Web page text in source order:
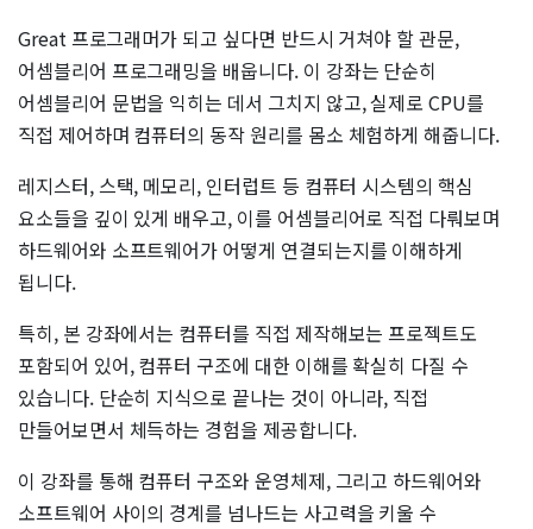
Great 프로그래머가 되고 싶다면 반드시 거쳐야 할 관문,
어셈블리어 프로그래밍을 배웁니다. 이 강좌는 단순히
어셈블리어 문법을 익히는 데서 그치지 않고, 실제로 CPU를
직접 제어하며 컴퓨터의 동작 원리를 몸소 체험하게 해줍니다.
레지스터, 스택, 메모리, 인터럽트 등 컴퓨터 시스템의 핵심
요소들을 깊이 있게 배우고, 이를 어셈블리어로 직접 다뤄보며
하드웨어와 소프트웨어가 어떻게 연결되는지를 이해하게
됩니다.
특히, 본 강좌에서는 컴퓨터를 직접 제작해보는 프로젝트도
포함되어 있어, 컴퓨터 구조에 대한 이해를 확실히 다질 수
있습니다. 단순히 지식으로 끝나는 것이 아니라, 직접
만들어보면서 체득하는 경험을 제공합니다.
이 강좌를 통해 컴퓨터 구조와 운영체제, 그리고 하드웨어와
소프트웨어 사이의 경계를 넘나드는 사고력을 키울 수